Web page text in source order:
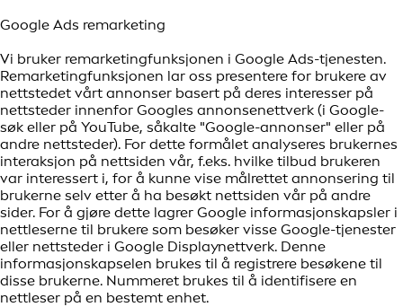
Google Ads remarketing
Vi bruker remarketingfunksjonen i Google Ads-tjenesten.
Remarketingfunksjonen lar oss presentere for brukere av
nettstedet vårt annonser basert på deres interesser på
nettsteder innenfor Googles annonsenettverk (i Google-
søk eller på YouTube, såkalte "Google-annonser" eller på
andre nettsteder). For dette formålet analyseres brukernes
interaksjon på nettsiden vår, f.eks. hvilke tilbud brukeren
var interessert i, for å kunne vise målrettet annonsering til
brukerne selv etter å ha besøkt nettsiden vår på andre
sider. For å gjøre dette lagrer Google informasjonskapsler i
nettleserne til brukere som besøker visse Google-tjenester
eller nettsteder i Google Displaynettverk. Denne
informasjonskapselen brukes til å registrere besøkene til
disse brukerne. Nummeret brukes til å identifisere en
nettleser på en bestemt enhet.